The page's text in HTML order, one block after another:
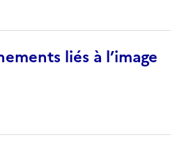
liés à l’image